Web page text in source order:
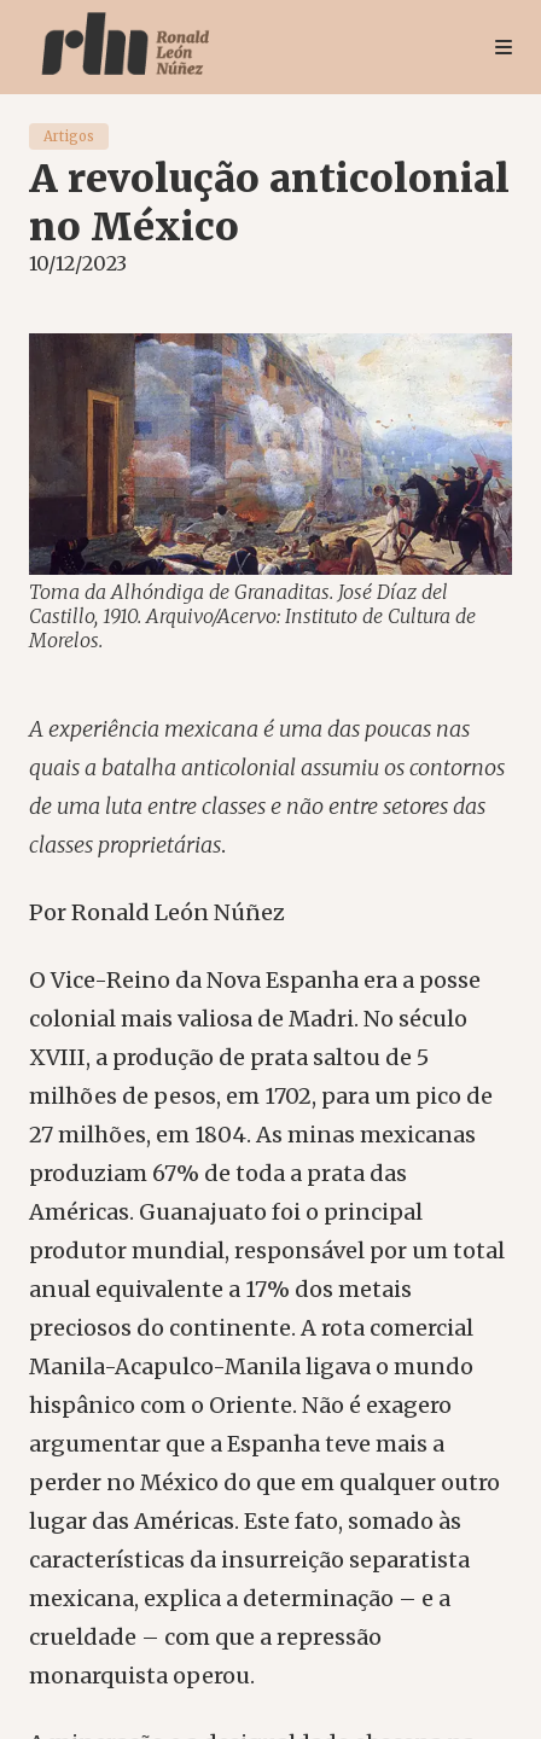
Artigos
A revolução anticolonial
no México
10/12/2023
Toma da Alhóndiga de Granaditas. José Díaz del
Castillo, 1910. Arquivo/Acervo: Instituto de Cultura de
Morelos.
A experiência mexicana é uma das poucas nas
quais a batalha anticolonial assumiu os contornos
de uma luta entre classes e não entre setores das
classes proprietárias.
Por Ronald León Núñez
O Vice-Reino da Nova Espanha era a posse
colonial mais valiosa de Madri. No século
XVIII, a produção de prata saltou de 5
milhões de pesos, em 1702, para um pico de
27 milhões, em 1804. As minas mexicanas
produziam 67% de toda a prata das
Américas. Guanajuato foi o principal
produtor mundial, responsável por um total
anual equivalente a 17% dos metais
preciosos do continente. A rota comercial
Manila-Acapulco-Manila ligava o mundo
hispânico com o Oriente. Não é exagero
argumentar que a Espanha teve mais a
perder no México do que em qualquer outro
lugar das Américas. Este fato, somado às
características da insurreição separatista
mexicana, explica a determinação – e a
crueldade – com que a repressão
monarquista operou.